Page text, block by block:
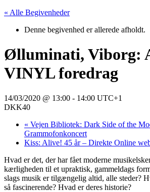
« Alle Begivenheder
Denne begivenhed er allerede afholdt.
Ølluminati, Viborg:
VINYL foredrag
14/03/2020 @ 13:00 - 14:00 UTC+1
DKK40
« Vejen Bibliotek: Dark Side of the
Grammofonkoncert
Kiss: Alive! 45 år – Direkte Online
Hvad er det, der har fået moderne
kærligheden til et upraktisk, gammeldags
slags musik er tilgængelig altid, alle steder?
så fascinerende? Hvad er deres historie?